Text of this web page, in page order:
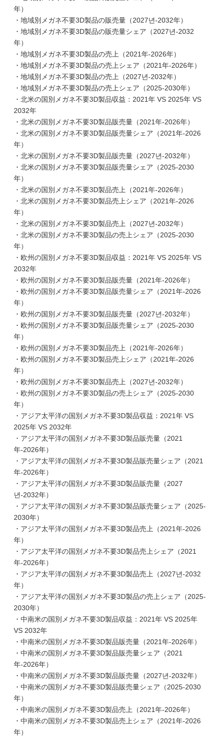
年）
・地域別メガネ不要3D製品の販売量（2027년-2032年）
・地域別メガネ不要3D製品の販売量シェア（2027년-2032
年）
・地域別メガネ不要3D製品の売上（2021年-2026年）
・地域別メガネ不要3D製品の売上シェア（2021年-2026年）
・地域別メガネ不要3D製品の売上（2027년-2032年）
・地域別メガネ不要3D製品の売上シェア（2025-2030年）
・北米の国別メガネ不要3D製品収益：2021年 VS 2025年 VS
2032年
・北米の国別メガネ不要3D製品販売量（2021年-2026年）
・北米の国別メガネ不要3D製品販売量シェア（2021年-2026
年）
・北米の国別メガネ不要3D製品販売量（2027년-2032年）
・北米の国別メガネ不要3D製品販売量シェア（2025-2030
年）
・北米の国別メガネ不要3D製品売上（2021年-2026年）
・北米の国別メガネ不要3D製品売上シェア（2021年-2026
年）
・北米の国別メガネ不要3D製品売上（2027년-2032年）
・北米の国別メガネ不要3D製品の売上シェア（2025-2030
年）
・欧州の国別メガネ不要3D製品収益：2021年 VS 2025年 VS
2032年
・欧州の国別メガネ不要3D製品販売量（2021年-2026年）
・欧州の国別メガネ不要3D製品販売量シェア（2021年-2026
年）
・欧州の国別メガネ不要3D製品販売量（2027년-2032年）
・欧州の国別メガネ不要3D製品販売量シェア（2025-2030
年）
・欧州の国別メガネ不要3D製品売上（2021年-2026年）
・欧州の国別メガネ不要3D製品売上シェア（2021年-2026
年）
・欧州の国別メガネ不要3D製品売上（2027년-2032年）
・欧州の国別メガネ不要3D製品の売上シェア（2025-2030
年）
・アジア太平洋の国別メガネ不要3D製品収益：2021年 VS
2025年 VS 2032年
・アジア太平洋の国別メガネ不要3D製品販売量（2021
年-2026年）
・アジア太平洋の国別メガネ不要3D製品販売量シェア（2021
年-2026年）
・アジア太平洋の国別メガネ不要3D製品販売量（2027
년-2032年）
・アジア太平洋の国別メガネ不要3D製品販売量シェア（2025-
2030年）
・アジア太平洋の国別メガネ不要3D製品売上（2021年-2026
年）
・アジア太平洋の国別メガネ不要3D製品売上シェア（2021
年-2026年）
・アジア太平洋の国別メガネ不要3D製品売上（2027년-2032
年）
・アジア太平洋の国別メガネ不要3D製品の売上シェア（2025-
2030年）
・中南米の国別メガネ不要3D製品収益：2021年 VS 2025年
VS 2032年
・中南米の国別メガネ不要3D製品販売量（2021年-2026年）
・中南米の国別メガネ不要3D製品販売量シェア（2021
年-2026年）
・中南米の国別メガネ不要3D製品販売量（2027년-2032年）
・中南米の国別メガネ不要3D製品販売量シェア（2025-2030
年）
・中南米の国別メガネ不要3D製品売上（2021年-2026年）
・中南米の国別メガネ不要3D製品売上シェア（2021年-2026
年）